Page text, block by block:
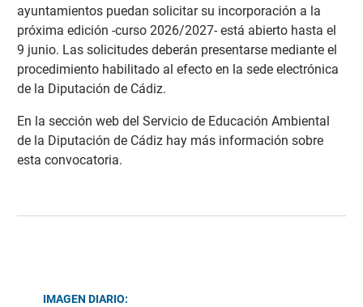
ayuntamientos puedan solicitar su incorporación a la
próxima edición -curso 2026/2027- está abierto hasta el
9 junio. Las solicitudes deberán presentarse mediante el
procedimiento habilitado al efecto en la sede electrónica
de la Diputación de Cádiz.
En la sección web del Servicio de Educación Ambiental
de la Diputación de Cádiz hay más información sobre
esta convocatoria.
IMAGEN DIARIO: